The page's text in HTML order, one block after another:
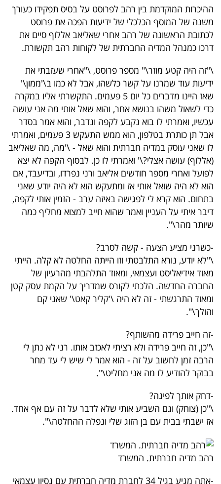
אדום
פרסמו
עקבו
אחרינו:
ההיכרות המוקדמת בין רהב לפרוסט על בסיס תפקידו כעורך
משנה של המוסף הכלכלי של ידיעות הפכה את פרוסט
לכתובת הראשונה של רהב אחרי שאליאב אללוף סיים את
דרכו כמנהל המדיה החברתית של לקוחות רהב תקשורת.
\"זה היה קטע מוזר\" מספר פרוסט, \"אחרי שעזבתי את
ידיעות עוד שמרנו על קשר כלשהו, אבל לא כמו ב\'ממון\'
שאז היינו מדברים כל יום 5 פעמים. התקשרתי אליו במקרה
כדי לשאול משהו בנושא אחר, והוא שאל אותי מה אני עושה
עכשיו, ואמרתי לו בוא נקבע לקפה ונדבר, והוא אמר בסדר
אבל תן כותרת בטלפון, הוא ממש התעקש 3 פעמים, ואמרתי
לו שאני עוסק במדיה חברתית והוא שאל - \'מה, מה שאליאב
(אללוף) עושה אצלי?\' ואמרתי לו כן. לבסוף הקפה לא יצא
לפועל ואחרי מספר חודשים אליאב ורני נפרדו, ובדיעבד, אם
הוא לא היה שואל אותי אז ומתעקש הוא לא היה יודע שאני
בתחום. הוא קרא לי לפגישה באיזה ערב - הזמין אותי לקפה,
דיבר איתי על העניין ואמר שהוא חייב למצוא מחליף כמה
שיותר מהר\".
-כשרני מציע הצעה - קשה לסרב?
\"לא יודע, נורא התלבטתי וזו הייתה החלטה לא קלה. הייתי
מאוד אידיאליסט ועצמאי, ומאוד התלהבתי מהרעיון של
החברה החדשה. הלכתי לקורס שמדריך על הקמת עסק קטן
ומאוד התרגשתי - זה לא היה \'קליר קאט\' שאני קם
והולך\".
-זה חייב פרידה מהשותף?
\"כן, זה חייב פרידה ולא רציתי לאכזב אותו. רני לא נתן לי
הרבה זמן לחשוב על זה - הוא אמר לי שיש לי עד מחר
בבוקר להודיע לו מה אני מחליט\".
-דחק אותך לפינה?
\"כן (צוחק) וגם השביע אותי שלא לדבר על זה עם אף אחד.
אז ישבתי בבית עם בן הזוג שלי ונפלה ההחלטה\".
רהב מדיה חברתית. המשרד
-אתה מגיע בגיל 34 לחברת מדיה חברתית עם נסיון עצמאי